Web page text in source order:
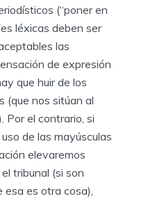
(“poner en
léxicas deben ser
las
de expresión
que huir de los
(que nos sitúan al
Por el contrario, si
de las mayúsculas
elevaremos
tribunal (si son
esa es otra cosa),